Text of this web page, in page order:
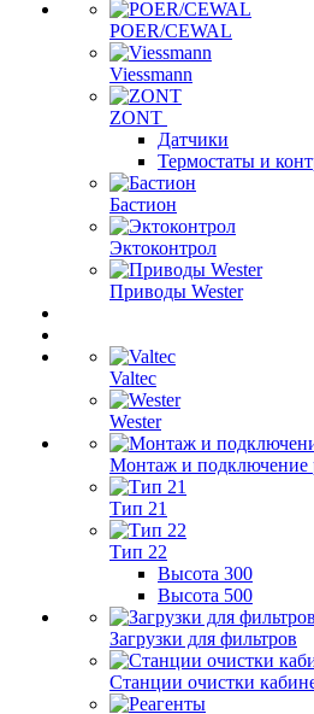
POER/CEWAL
Viessmann
ZONT
Датчики
Термостаты и
Бастион
Эктоконтрол
Приводы Wester
Valtec
Wester
Монтаж и подключение
Тип 21
Тип 22
Высота 300
Высота 500
Загрузки для фильтров
Станции очистки